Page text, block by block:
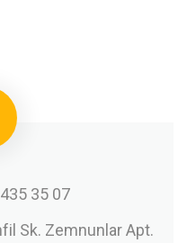
35 07
Sk. Zemnunlar Apt.